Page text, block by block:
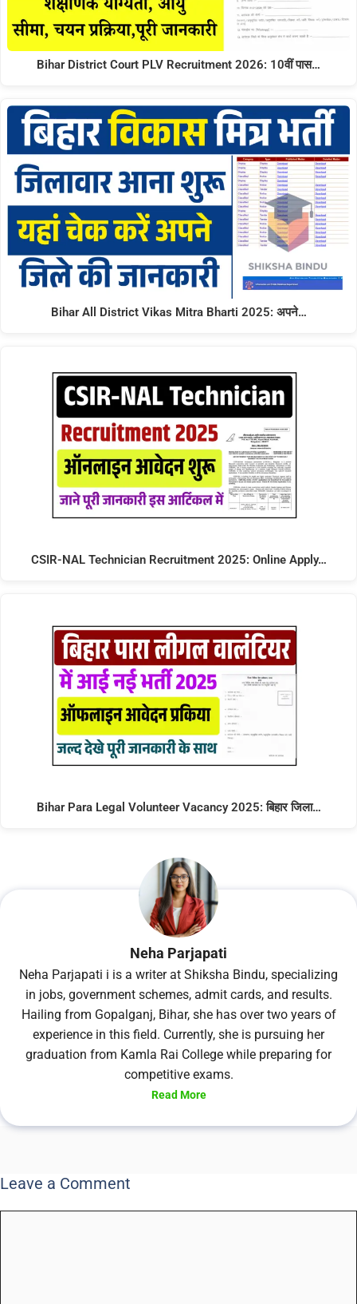
Bihar District Court PLV Recruitment 2026: 10वीं पास…
Bihar All District Vikas Mitra Bharti 2025: अपने…
CSIR-NAL Technician Recruitment 2025: Online Apply…
Bihar Para Legal Volunteer Vacancy 2025: बिहार जिला…
Neha Parjapati
Neha Parjapati i is a writer at Shiksha Bindu, specializing
in jobs, government schemes, admit cards, and results.
Hailing from Gopalganj, Bihar, she has over two years of
experience in this field. Currently, she is pursuing her
graduation from Kamla Rai College while preparing for
competitive exams.
Read More
Leave a Comment